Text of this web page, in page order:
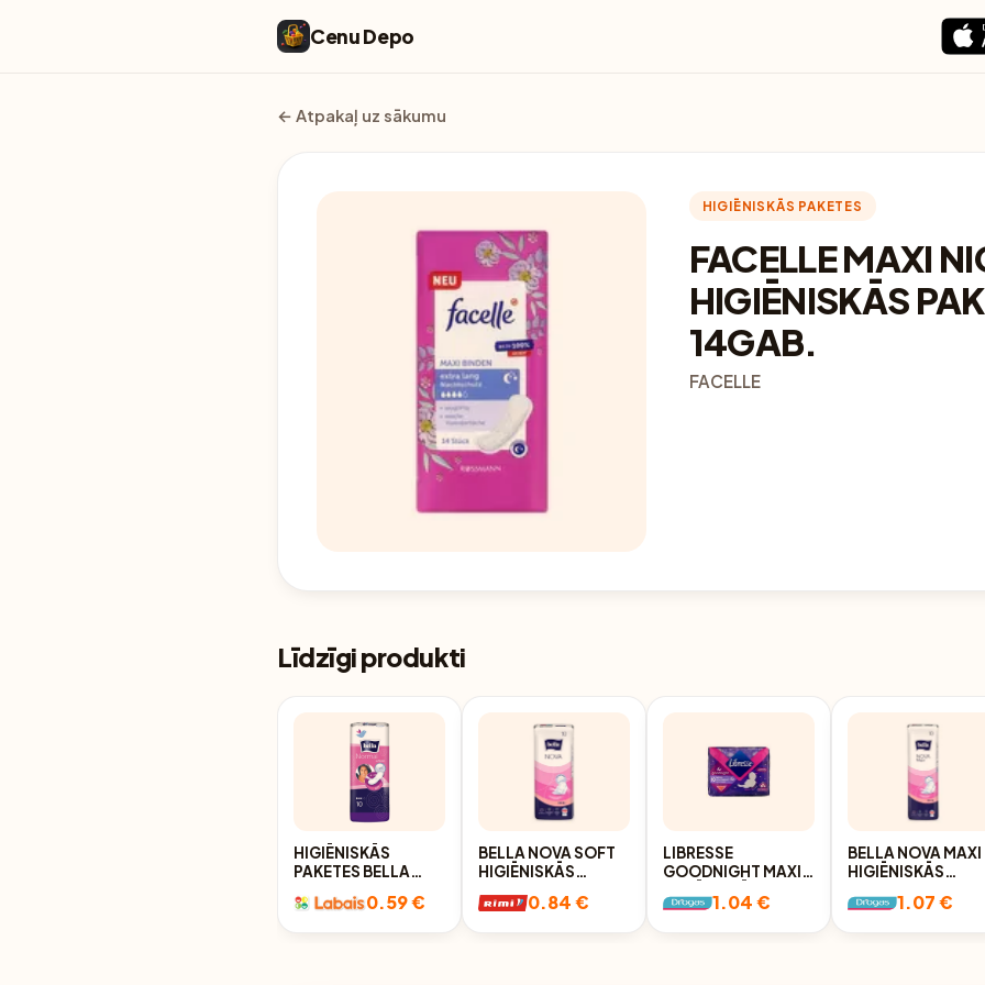
Cenu Depo
← Atpakaļ uz sākumu
HIGIĒNISKĀS PAKETES
FACELLE MAXI
HIGIĒNISKĀS
14GAB.
FACELLE
Līdzīgi produkti
HIGIĒNISKĀS
PAKETES BELLA
10GAB.
0.59 €
BELLA NOVA SOFT
HIGIĒNISKĀS
0.84 €
LIBRESSE
GOODNIGHT MAXI+
PAKETES, 10GAB.
1.04 €
BELLA NOVA MAXI
HIGIĒNISKĀS
1.07 €